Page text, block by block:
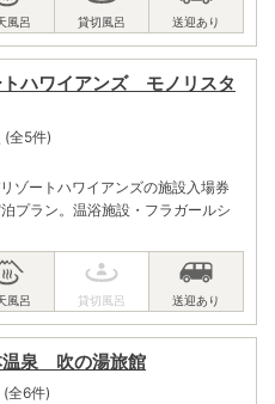
トハワイアンズ モノリスタ
全5件)
ゾートハワイアンズの施設入場券
プラン。温浴施設・フラガールシ
温泉 吹の湯旅館
全6件)